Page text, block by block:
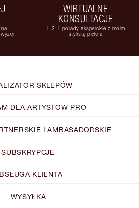
na
WIRTUALNE
KONSULTACJE
1-2-1 porady eksperckie z moim
stylistą piękna
SKLEPÓW
DLA ARTYSTÓW PRO
I AMBASADORSKIE
SUBSKRYPCJE
KLIENTA
WYSYŁKA